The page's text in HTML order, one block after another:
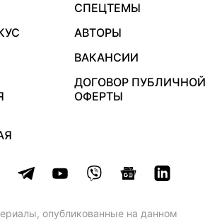
СПЕЦТЕМЫ
АВТОРЫ
ВАКАНСИИ
ДОГОВОР ПУБЛИЧНОЙ
ОФЕРТЫ
опубликованные на данном